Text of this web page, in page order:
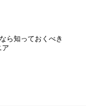
ら知っておくべき
ア